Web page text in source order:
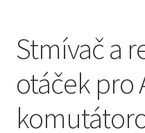
Stmívač a
otáček pro